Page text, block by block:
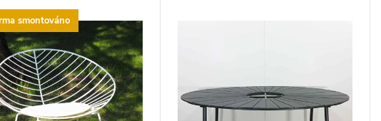
smontováno